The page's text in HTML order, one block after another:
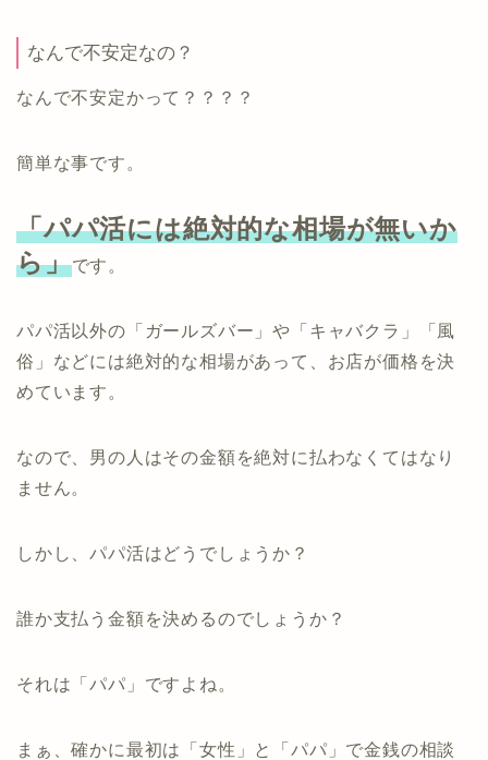
なんで不安定なの？
なんで不安定かって？？？？
簡単な事です。
「パパ活には絶対的な相場が無いか
ら」です。
パパ活以外の「ガールズバー」や「キャバクラ」「風
俗」などには絶対的な相場があって、お店が価格を決
めています。
なので、男の人はその金額を絶対に払わなくてはなり
ません。
しかし、パパ活はどうでしょうか？
誰か支払う金額を決めるのでしょうか？
それは「パパ」ですよね。
まぁ、確かに最初は「女性」と「パパ」で金銭の相談